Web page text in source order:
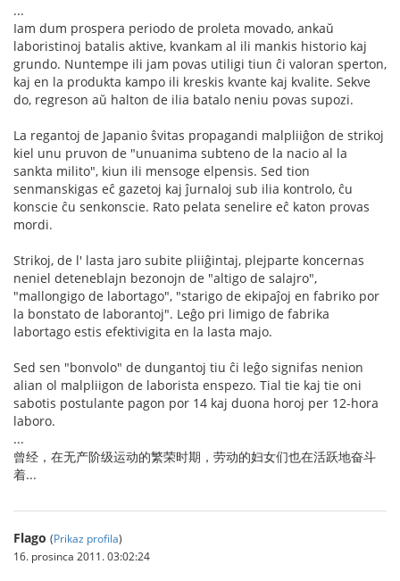
...
Iam dum prospera periodo de proleta movado, ankaŭ
laboristinoj batalis aktive, kvankam al ili mankis historio kaj
grundo. Nuntempe ili jam povas utiligi tiun ĉi valoran sperton,
kaj en la produkta kampo ili kreskis kvante kaj kvalite. Sekve
do, regreson aŭ halton de ilia batalo neniu povas supozi.
La regantoj de Japanio ŝvitas propagandi malpliiĝon de strikoj
kiel unu pruvon de "unuanima subteno de la nacio al la
sankta milito", kiun ili mensoge elpensis. Sed tion
senmanskigas eĉ gazetoj kaj ĵurnaloj sub ilia kontrolo, ĉu
konscie ĉu senkonscie. Rato pelata senelire eĉ katon provas
mordi.
Strikoj, de l' lasta jaro subite pliiĝintaj, plejparte koncernas
neniel deteneblajn bezonojn de "altigo de salajro",
"mallongigo de labortago", "starigo de ekipaĵoj en fabriko por
la bonstato de laborantoj". Leĝo pri limigo de fabrika
labortago estis efektivigita en la lasta majo.
Sed sen "bonvolo" de dungantoj tiu ĉi leĝo signifas nenion
alian ol malpliigon de laborista enspezo. Tial tie kaj tie oni
sabotis postulante pagon por 14 kaj duona horoj per 12-hora
laboro.
...
曾经，在无产阶级运动的繁荣时期，劳动的妇女们也在活跃地奋斗
着...
Flago (Prikaz profila)
16. prosinca 2011. 03:02:24